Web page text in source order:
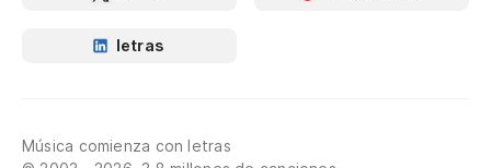
letras
Música comienza con letras